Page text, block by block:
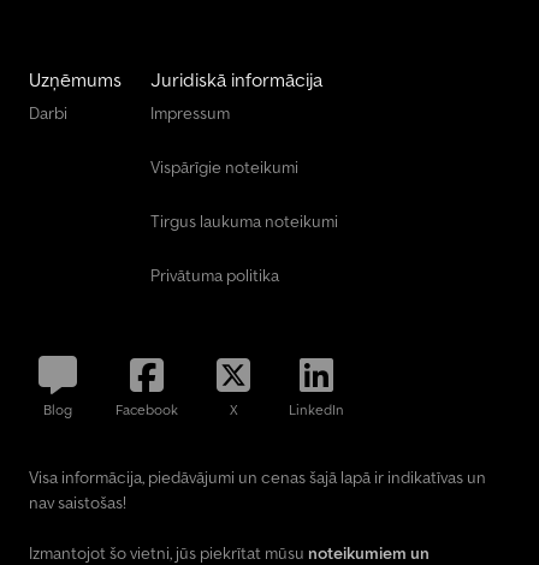
Uzņēmums
Darbi
Juridiskā informācija
Impressum
Vispārīgie noteikumi
Tirgus laukuma noteikumi
Privātuma politika
Blog Facebook X LinkedIn
Visa informācija, piedāvājumi un cenas šajā lapā ir indikatīvas un
nav saistošas!
Izmantojot šo vietni, jūs piekrītat mūsu noteikumiem un